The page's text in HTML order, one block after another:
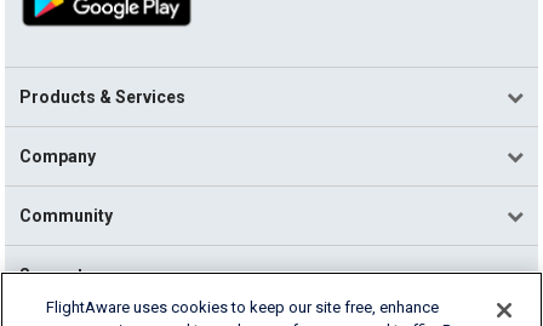
Products & Services
Company
Community
Support
FlightAware uses cookies to keep our site free, enhance